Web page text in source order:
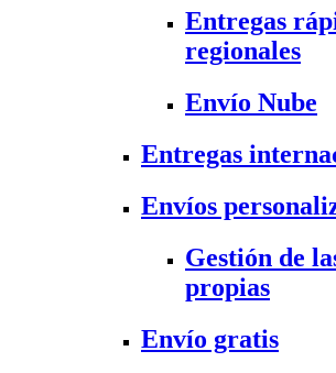
Entregas
regionales
Envío Nube
Entregas
Envíos
Gestión de
propias
Envío gratis